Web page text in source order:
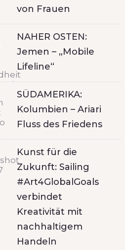
von Frauen
NAHER OSTEN:
Jemen – „Mobile
Lifeline“
SÜDAMERIKA:
Kolumbien – Ariari
Fluss des Friedens
Kunst für die
Zukunft: Sailing
#Art4GlobalGoals
verbindet
Kreativität mit
nachhaltigem
Handeln